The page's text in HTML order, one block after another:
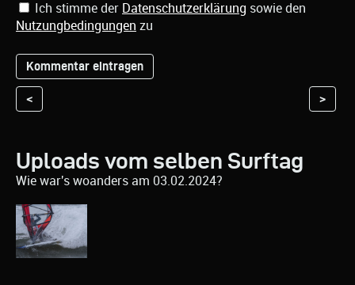
Ich stimme der Datenschutzerklärung sowie den
Nutzungbedingungen zu
< >
Uploads vom selben Surftag
Wie war's woanders am 03.02.2024?